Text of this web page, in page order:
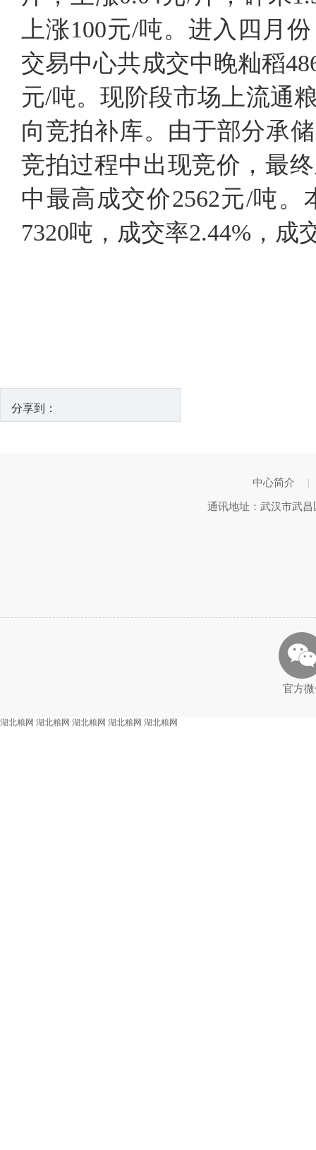
上涨100元/吨。进入四月
交易中心共成交中晚籼稻
元/吨。现阶段市场上流通
向竞拍补库。由于部分承
竞拍过程中出现竞价，最
中最高成交价2562元/吨
7320吨，成交率2.44%，成
分享到：
中心简介
通讯地址：武汉市武
官方
湖北粮网 湖北粮网 湖北粮网 湖北粮网 湖北粮网